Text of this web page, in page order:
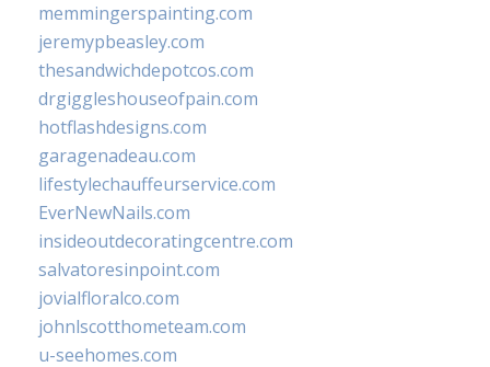
memmingerspainting.com
jeremypbeasley.com
thesandwichdepotcos.com
drgiggleshouseofpain.com
hotflashdesigns.com
garagenadeau.com
lifestylechauffeurservice.com
EverNewNails.com
insideoutdecoratingcentre.com
salvatoresinpoint.com
jovialfloralco.com
johnlscotthometeam.com
u-seehomes.com